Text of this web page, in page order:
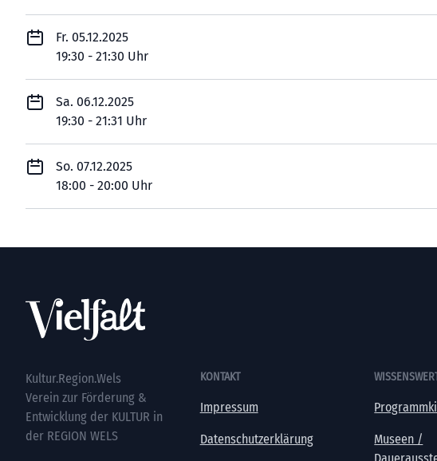
Fr. 05.12.2025
19:30 - 21:30 Uhr
Sa. 06.12.2025
19:30 - 21:31 Uhr
So. 07.12.2025
18:00 - 20:00 Uhr
Kultur.Region.Wels
Verein zur Förderung &
Entwicklung der KULTUR in
der REGION WELS
KONTAKT
Impressum
Datenschutzerklärung
Museen /